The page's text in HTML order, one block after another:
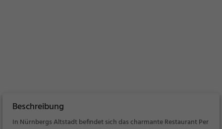
Beschreibung
In Nürnbergs Altstadt befindet sich das charmante Restaurant Per